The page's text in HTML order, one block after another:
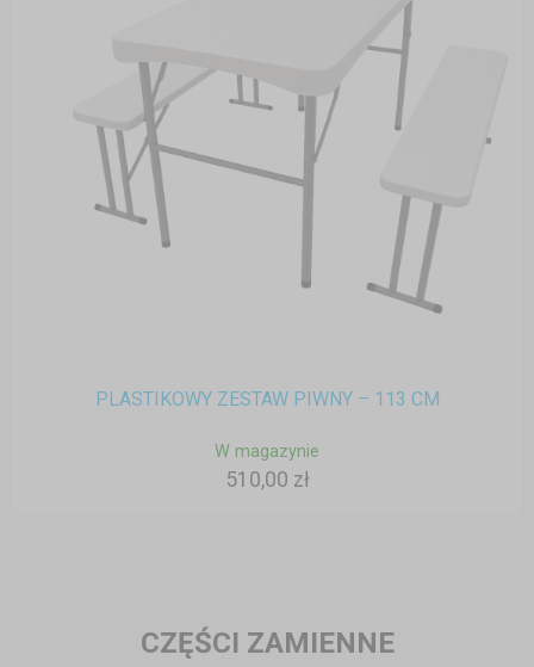
PLASTIKOWY ZESTAW PIWNY – 113 CM
W magazynie
510,00 zł
CZĘŚCI ZAMIENNE